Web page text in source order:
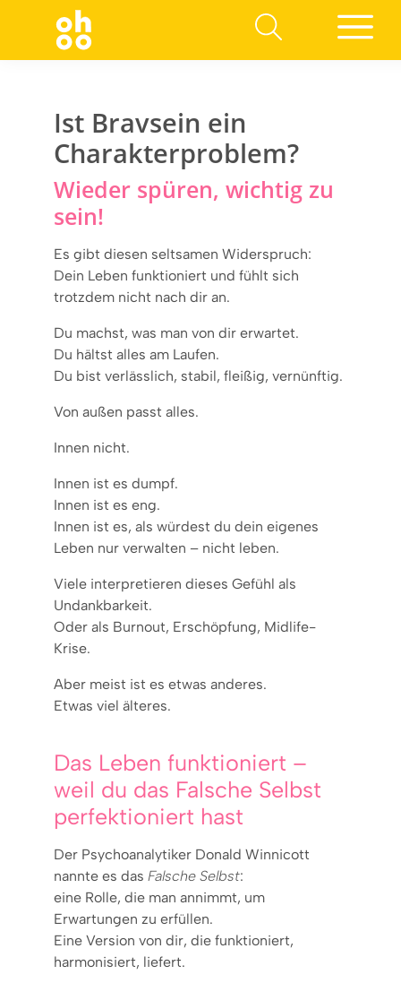
Ist Bravsein ein
Charakterproblem?
Wieder spüren, wichtig zu
sein!
Es gibt diesen seltsamen Widerspruch:
Dein Leben funktioniert und fühlt sich
trotzdem nicht nach dir an.
Du machst, was man von dir erwartet.
Du hältst alles am Laufen.
Du bist verlässlich, stabil, fleißig, vernünftig.
Von außen passt alles.
Innen nicht.
Innen ist es dumpf.
Innen ist es eng.
Innen ist es, als würdest du dein eigenes
Leben nur verwalten – nicht leben.
Viele interpretieren dieses Gefühl als
Undankbarkeit.
Oder als Burnout, Erschöpfung, Midlife-
Krise.
Aber meist ist es etwas anderes.
Etwas viel älteres.
Das Leben funktioniert –
weil du das Falsche Selbst
perfektioniert hast
Der Psychoanalytiker Donald Winnicott
nannte es das Falsche Selbst:
eine Rolle, die man annimmt, um
Erwartungen zu erfüllen.
Eine Version von dir, die funktioniert,
harmonisiert, liefert.